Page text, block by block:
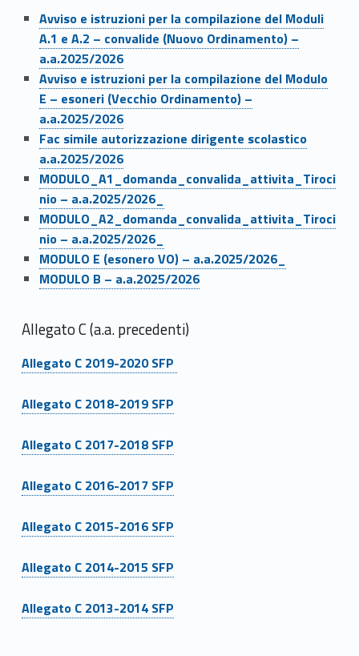
Link identifier #identifier__8207-2
Avviso e istruzioni per la compilazione del Moduli
A.1 e A.2 – convalide (Nuovo Ordinamento) –
a.a.2025/2026
Link identifier #identifier__97656-3
Avviso e istruzioni per la compilazione del Modulo
E – esoneri (Vecchio Ordinamento) –
a.a.2025/2026
Link identifier #identifier__64575-4
Fac simile autorizzazione dirigente scolastico
a.a.2025/2026
Link identifier #identifier__148520-5
MODULO_A1_domanda_convalida_attivita_Tiroci
nio – a.a.2025/2026_
Link identifier #identifier__187463-6
MODULO_A2_domanda_convalida_attivita_Tiroci
nio – a.a.2025/2026_
Link identifier #identifier__23239-7
MODULO E (esonero VO) – a.a.2025/2026_
Link identifier #identifier__173610-8
MODULO B – a.a.2025/2026
Allegato C (a.a. precedenti)
Link identifier #identifier__42965-9
Allegato C 2019-2020 SFP
Link identifier #identifier__102382-10
Allegato C 2018-2019 SFP
Link identifier #identifier__164660-11
Allegato C 2017-2018 SFP
Link identifier #identifier__73199-12
Allegato C 2016-2017 SFP
Link identifier #identifier__152076-13
Allegato C 2015-2016 SFP
Link identifier #identifier__31053-14
Allegato C 2014-2015 SFP
Link identifier #identifier__176335-15
Allegato C 2013-2014 SFP